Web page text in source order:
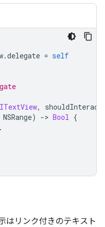
.delegate = self
,
NSRange) -> Bool {
はリンク付きのテキスト